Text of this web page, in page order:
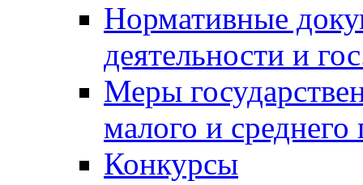
Нормативные
деятельности и
Меры
малого и среднего
Конкурсы